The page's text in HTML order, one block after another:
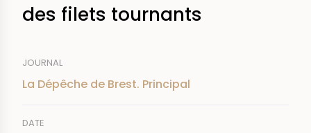
des filets tournants
JOURNAL
La Dépêche de Brest. Principal
DATE